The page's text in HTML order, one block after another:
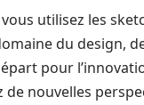
utilisez les
du design,
pour
nouvelles